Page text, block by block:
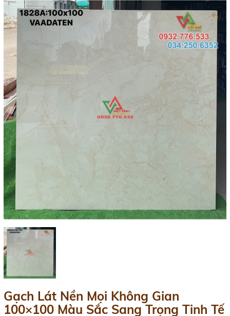
Gạch Lát Nền Mọi Không Gian
100×100 Màu Sắc Sang Trọng Tinh Tế